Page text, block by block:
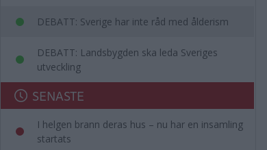
DEBATT: Sverige har inte råd med ålderism
DEBATT: Landsbygden ska leda Sveriges
utveckling
SENASTE
I helgen brann deras hus – nu har en insamling
startats